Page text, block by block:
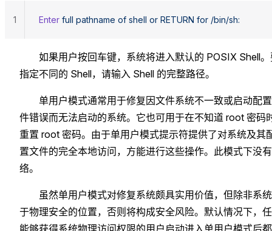
Enter full pathname of shell or RETURN for /bin/sh:
1
如果用户按回车键，系统将进入默认的 POSIX Shell
指定不同的 Shell，请输入 Shell 的完整路径。
单用户模式通常用于修复因文件系统不一致或启动配
件错误而无法启动的系统。它也可用于在不知道 root 密码
重置 root 密码。由于单用户模式提示符提供了对系统及其
置文件的完全本地访问，方能进行这些操作。此模式下没
络。
虽然单用户模式对修复系统颇具实用价值，但除非系
于物理安全的位置，否则将构成安全风险。默认情况下，
能够获得系统物理访问权限的用户启动进入单用户模式后